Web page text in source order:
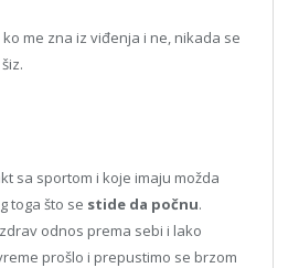
me zna iz viđenja i ne, nikada se
sa sportom i koje imaju možda
toga što se stide da počnu.
odnos prema sebi i lako
prošlo i prepustimo se brzom